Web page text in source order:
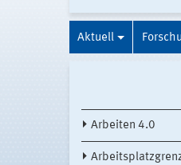
Aktuell
Arbeiten 4.0